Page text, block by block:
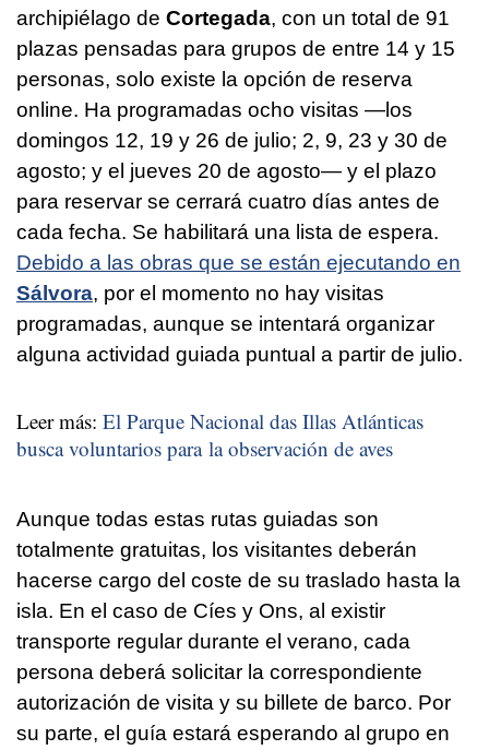
archipiélago de Cortegada, con un total de 91
plazas pensadas para grupos de entre 14 y 15
personas, solo existe la opción de reserva
online. Ha programadas ocho visitas —los
domingos 12, 19 y 26 de julio; 2, 9, 23 y 30 de
agosto; y el jueves 20 de agosto— y el plazo
para reservar se cerrará cuatro días antes de
cada fecha. Se habilitará una lista de espera.
Debido a las obras que se están ejecutando en
Sálvora, por el momento no hay visitas
programadas, aunque se intentará organizar
alguna actividad guiada puntual a partir de julio.
Leer más: El Parque Nacional das Illas Atlánticas
busca voluntarios para la observación de aves
Aunque todas estas rutas guiadas son
totalmente gratuitas, los visitantes deberán
hacerse cargo del coste de su traslado hasta la
isla. En el caso de Cíes y Ons, al existir
transporte regular durante el verano, cada
persona deberá solicitar la correspondiente
autorización de visita y su billete de barco. Por
su parte, el guía estará esperando al grupo en